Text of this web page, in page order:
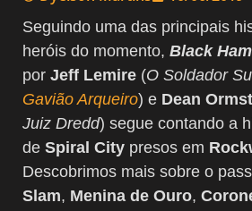
Seguindo uma das principais
heróis do momento, Black
por Jeff Lemire (O Soldador
Gavião Arqueiro) e Dean
Juiz Dredd) segue contando a
de Spiral City presos em
Descobrimos mais sobre o
Slam, Menina de Ouro,